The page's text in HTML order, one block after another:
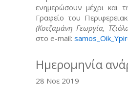
ενημερώσουν μέχρι και
Γραφείο του
(Κοτζαμάνη Γεωργία,
στο e-mail:
Ημερομηνία
28 Νοε 2019